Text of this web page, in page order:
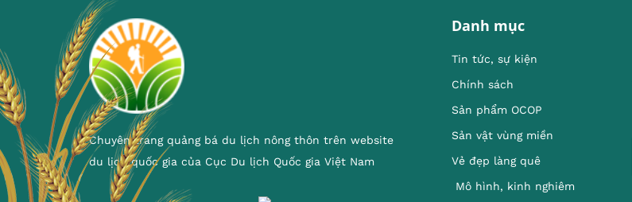
Chuyên trang quảng bá du lịch nông thôn trên website
du lịch quốc gia của Cục Du lịch Quốc gia Việt Nam
Danh mục
Tin tức, sự kiện
Chính sách
Sản phẩm OCOP
Sản vật vùng miền
Vẻ đẹp làng quê
Mô hình, kinh nghiêm